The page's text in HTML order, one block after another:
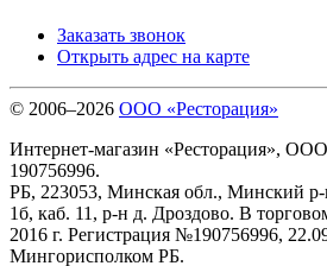
Заказать звонок
Открыть адрес на карте
© 2006–2026 ООО «Ресторация»
Интернет-магазин «Ресторация»,
190756996.
РБ, 223053, Минская обл., Минский р-
1б, каб. 11, р-н д. Дроздово. В
2016 г. Регистрация №190756996,
Мингорисполком РБ.